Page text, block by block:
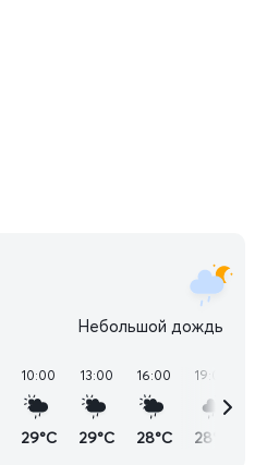
Небольшой дождь
10:00
29°C
13:00
29°C
16:00
28°C
19:00
28°C